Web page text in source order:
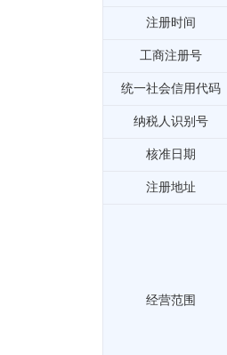
注册时间
工商注册号
统一社会信用代码
纳税人识别号
核准日期
注册地址
经营范围